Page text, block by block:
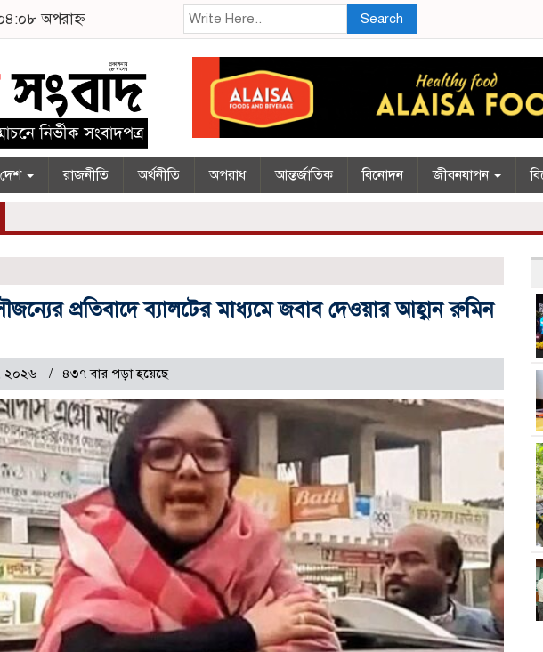
অপরাহ্ন Search
রাজনীতি অর্থনীতি অপরাধ আন্তর্জাতিক বিনোদন জীবনযাপন
প্রতিবাদে ব্যালটের মাধ্যমে জবাব দেওয়ার আহ্বান রুমিন
২০২৬ ৪৩৭ বার পড়া হয়েছে